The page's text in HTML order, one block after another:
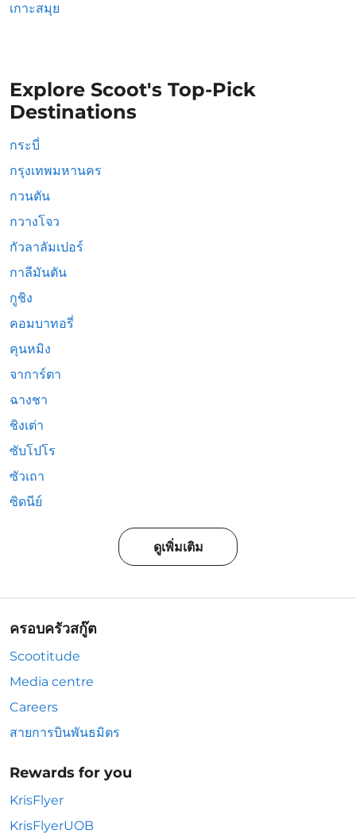
เกาะสมุย
Explore Scoot's Top-Pick
Destinations
กระบี่
กรุงเทพมหานคร
กวนตัน
กวางโจว
กัวลาลัมเปอร์
กาลีมันตัน
กูชิง
คอมบาทอรี่
คุนหมิง
จาการ์ตา
ฉางชา
ชิงเต่า
ซับโปโร
ซัวเถา
ซิดนีย์
ดูเพิ่มเติม
ครอบครัวสกู๊ต
Scootitude
Media centre
Careers
สายการบินพันธมิตร
Rewards for you
KrisFlyer
KrisFlyerUOB